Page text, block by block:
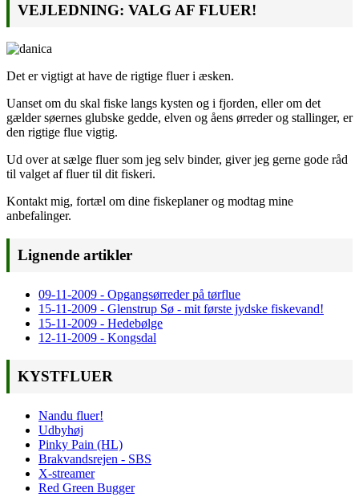
VEJLEDNING: VALG AF FLUER!
Det er vigtigt at have de rigtige fluer i æsken.
Uanset om du skal fiske langs kysten og i fjorden, eller om det
gælder søernes glubske gedde, elven og åens ørreder og stallinger, er
den rigtige flue vigtig.
Ud over at sælge fluer som jeg selv binder, giver jeg gerne gode råd
til valget af fluer til dit fiskeri.
Kontakt mig, fortæl om dine fiskeplaner og modtag mine
anbefalinger.
Lignende artikler
09-11-2009 - Opgangsørreder på tørflue
15-11-2009 - Glenstrup Sø - mit første jydske fiskevand!
15-11-2009 - Hedebølge
12-11-2009 - Kongsdal
KYSTFLUER
Nandu fluer!
Udbyhøj
Pinky Pain (HL)
Brakvandsrejen - SBS
X-streamer
Red Green Bugger